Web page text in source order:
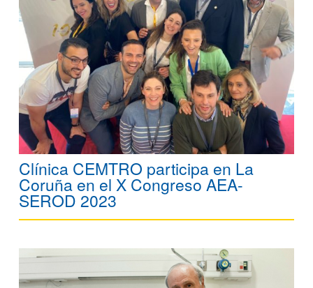
Clínica CEMTRO participa en La
Coruña en el X Congreso AEA-
SEROD 2023